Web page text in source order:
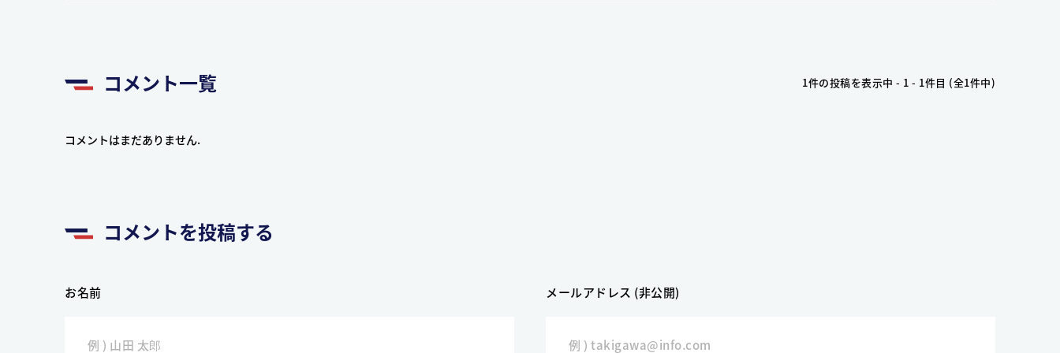
コメント一覧 1件の投稿を表示中 - 1 - 1件目 (全1件中)
コメントはまだありません.
コメントを投稿する
お名前 メールアドレス (非公開)